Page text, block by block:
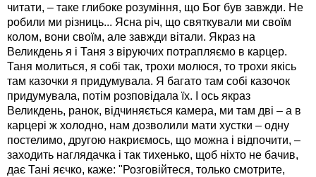
читати, – таке глибоке розуміння, що Бог був завжди. Не
робили ми різниць... Ясна річ, що святкували ми своїм
колом, вони своїм, але завжди вітали. Якраз на
Великдень я і Таня з віруючих потрапляємо в карцер.
Таня молиться, я собі так, трохи молюся, то трохи якісь
там казочки я придумувала. Я багато там собі казочок
придумувала, потім розповідала їх. І ось якраз
Великдень, ранок, відчиняється камера, ми там дві – а в
карцері ж холодно, нам дозволили мати хустки – одну
постелимо, другою накриємось, що можна і відпочити, –
заходить наглядачка і так тихенько, щоб ніхто не бачив,
дає Тані яєчко, каже: "Розговійтеся, только смотрите,